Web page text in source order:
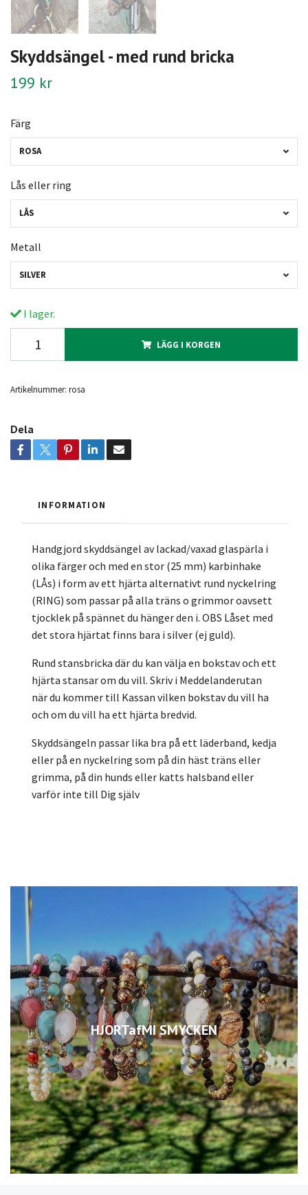
HJORTafMI SMYCKEN
Skyddsängel - med rund bricka
199 kr
Färg
ROSA
Lås eller ring
LÅS
Metall
SILVER
I lager.
LÄGG I KORGEN
Artikelnummer: rosa
Dela
INFORMATION
Handgjord skyddsängel av lackad/vaxad glaspärla i
olika färger och med en stor (25 mm) karbinhake
(LÅs) i form av ett hjärta alternativt rund nyckelring
(RING) som passar på alla träns o grimmor oavsett
tjocklek på spännet du hänger den i. OBS Låset med
det stora hjärtat finns bara i silver (ej guld).
Rund stansbricka där du kan välja en bokstav och ett
hjärta stansar om du vill. Skriv i Meddelanderutan
när du kommer till Kassan vilken bokstav du vill ha
och om du vill ha ett hjärta bredvid.
Skyddsängeln passar lika bra på ett läderband, kedja
eller på en nyckelring som på din häst träns eller
grimma, på din hunds eller katts halsband eller
varför inte till Dig själv